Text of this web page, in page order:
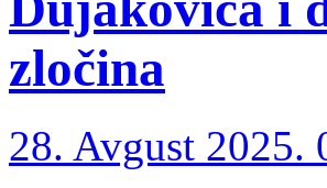
zločina
28. Avgust 2025.